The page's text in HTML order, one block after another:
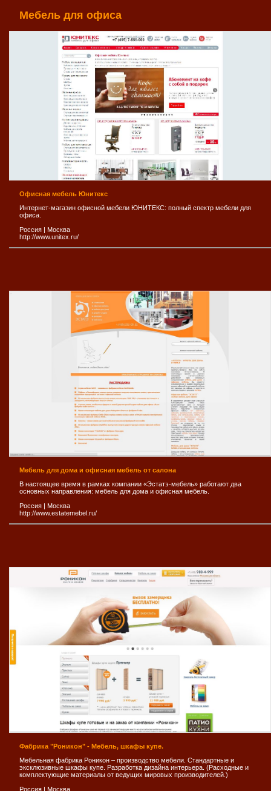
Мебель для офиса
Офисная мебель Юнитекс
Интернет-магазин офисной мебели ЮНИТЕКС: полный спектр мебели для
офиса.
Россия | Москва
http://www.unitex.ru/
Мебель для дома и офисная мебель от салона
В настоящее время в рамках компании «Эстатэ-мебель» работают два
основных направления: мебель для дома и офисная мебель.
Россия | Москва
http://www.estatemebel.ru/
Фабрика "Роникон" - Мебель, шкафы купе.
Мебельная фабрика Роникон – производство мебели. Стандартные и
эксклюзивные шкафы купе. Разработка дизайна интерьера. (Расходные и
комплектующие материалы от ведущих мировых производителей.)
Россия | Москва